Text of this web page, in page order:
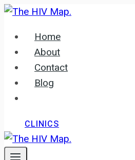
Skip
contentHome
About
Contact
Blog
CLINICS